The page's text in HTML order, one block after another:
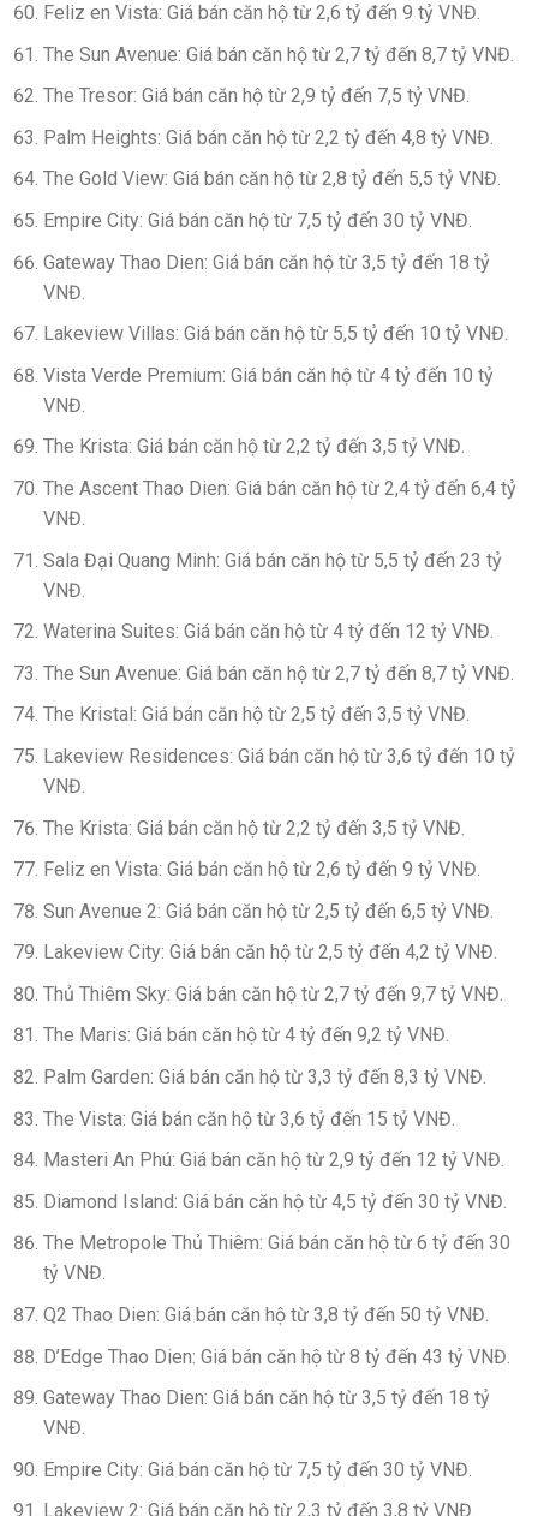
Feliz en Vista: Giá bán căn hộ từ 2,6 tỷ đến 9 tỷ VNĐ.
The Sun Avenue: Giá bán căn hộ từ 2,7 tỷ đến 8,7 tỷ VNĐ.
The Tresor: Giá bán căn hộ từ 2,9 tỷ đến 7,5 tỷ VNĐ.
Palm Heights: Giá bán căn hộ từ 2,2 tỷ đến 4,8 tỷ VNĐ.
The Gold View: Giá bán căn hộ từ 2,8 tỷ đến 5,5 tỷ VNĐ.
Empire City: Giá bán căn hộ từ 7,5 tỷ đến 30 tỷ VNĐ.
Gateway Thao Dien: Giá bán căn hộ từ 3,5 tỷ đến 18 tỷ
VNĐ.
Lakeview Villas: Giá bán căn hộ từ 5,5 tỷ đến 10 tỷ VNĐ.
Vista Verde Premium: Giá bán căn hộ từ 4 tỷ đến 10 tỷ
VNĐ.
The Krista: Giá bán căn hộ từ 2,2 tỷ đến 3,5 tỷ VNĐ.
The Ascent Thao Dien: Giá bán căn hộ từ 2,4 tỷ đến 6,4 tỷ
VNĐ.
Sala Đại Quang Minh: Giá bán căn hộ từ 5,5 tỷ đến 23 tỷ
VNĐ.
Waterina Suites: Giá bán căn hộ từ 4 tỷ đến 12 tỷ VNĐ.
The Sun Avenue: Giá bán căn hộ từ 2,7 tỷ đến 8,7 tỷ VNĐ.
The Kristal: Giá bán căn hộ từ 2,5 tỷ đến 3,5 tỷ VNĐ.
Lakeview Residences: Giá bán căn hộ từ 3,6 tỷ đến 10 tỷ
VNĐ.
The Krista: Giá bán căn hộ từ 2,2 tỷ đến 3,5 tỷ VNĐ.
Feliz en Vista: Giá bán căn hộ từ 2,6 tỷ đến 9 tỷ VNĐ.
Sun Avenue 2: Giá bán căn hộ từ 2,5 tỷ đến 6,5 tỷ VNĐ.
Lakeview City: Giá bán căn hộ từ 2,5 tỷ đến 4,2 tỷ VNĐ.
Thủ Thiêm Sky: Giá bán căn hộ từ 2,7 tỷ đến 9,7 tỷ VNĐ.
The Maris: Giá bán căn hộ từ 4 tỷ đến 9,2 tỷ VNĐ.
Palm Garden: Giá bán căn hộ từ 3,3 tỷ đến 8,3 tỷ VNĐ.
The Vista: Giá bán căn hộ từ 3,6 tỷ đến 15 tỷ VNĐ.
Masteri An Phú: Giá bán căn hộ từ 2,9 tỷ đến 12 tỷ VNĐ.
Diamond Island: Giá bán căn hộ từ 4,5 tỷ đến 30 tỷ VNĐ.
The Metropole Thủ Thiêm: Giá bán căn hộ từ 6 tỷ đến 30
tỷ VNĐ.
Q2 Thao Dien: Giá bán căn hộ từ 3,8 tỷ đến 50 tỷ VNĐ.
D’Edge Thao Dien: Giá bán căn hộ từ 8 tỷ đến 43 tỷ VNĐ.
Gateway Thao Dien: Giá bán căn hộ từ 3,5 tỷ đến 18 tỷ
VNĐ.
Empire City: Giá bán căn hộ từ 7,5 tỷ đến 30 tỷ VNĐ.
Lakeview 2: Giá bán căn hộ từ 2,3 tỷ đến 3,8 tỷ VNĐ.